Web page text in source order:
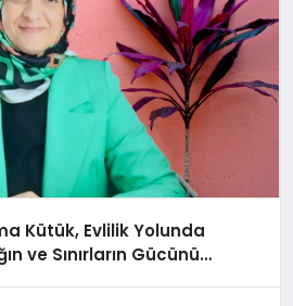
Kütük, Evlilik Yolunda
ve Sınırların Gücünü